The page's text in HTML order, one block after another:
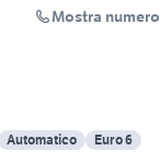
Mostra numero
Automatico Euro 6